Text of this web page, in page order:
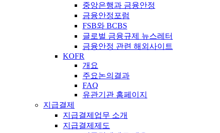
중앙은행과 금융안정
금융안정포럼
FSB와 BCBS
글로벌 금융규제 뉴스레터
금융안정 관련 해외사이트
KOFR
개요
주요논의결과
FAQ
유관기관 홈페이지
지급결제
지급결제업무 소개
지급결제제도